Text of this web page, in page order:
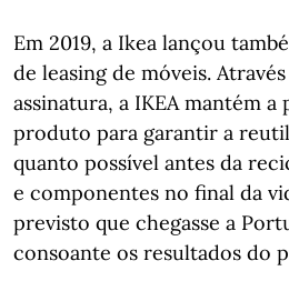
Em 2019, a Ikea lançou
de leasing de móveis.
assinatura, a IKEA mantém
produto para garantir a
quanto possível antes da
e componentes no final da
previsto que chegasse a
consoante os resultados do